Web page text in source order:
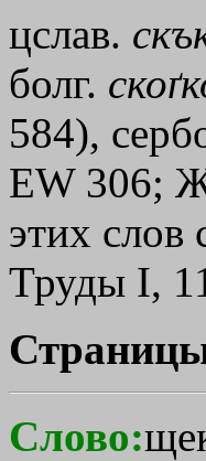
цслав.
болг.
584),
ЕW 306;
этих слов
Труды I,
Слово: